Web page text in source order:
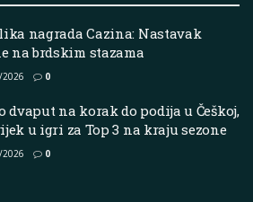
nagrada Cazina: Nastavak
na brdskim stazama
0
dvaput na korak do podija u Češkoj,
u igri za Top 3 na kraju sezone
0